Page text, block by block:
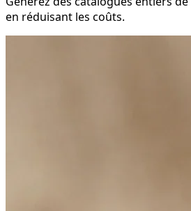
en réduisant les coûts.